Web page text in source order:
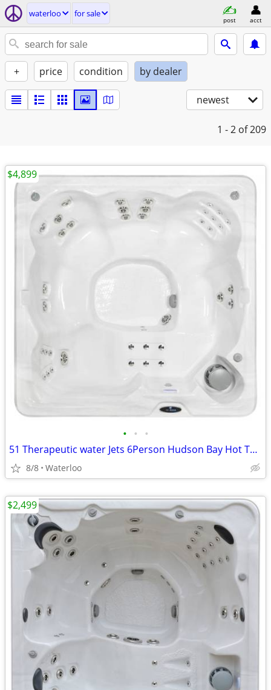
waterloo for sale
post acct
+ price condition by dealer
newest
1 - 2 of 209
• • •
51 Therapeutic water Jets 6Person Hudson Bay Hot Tub Spa MFG Warranty
8/8 Waterloo
$4,899
$2,499